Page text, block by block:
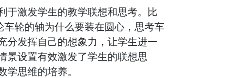
于激发学生的教学联想和思考。比
车轮的轴为什么要装在圆心，思考车
分发挥自己的想象力，让学生进一
景设置有效激发了学生的联想思
思维的培养。